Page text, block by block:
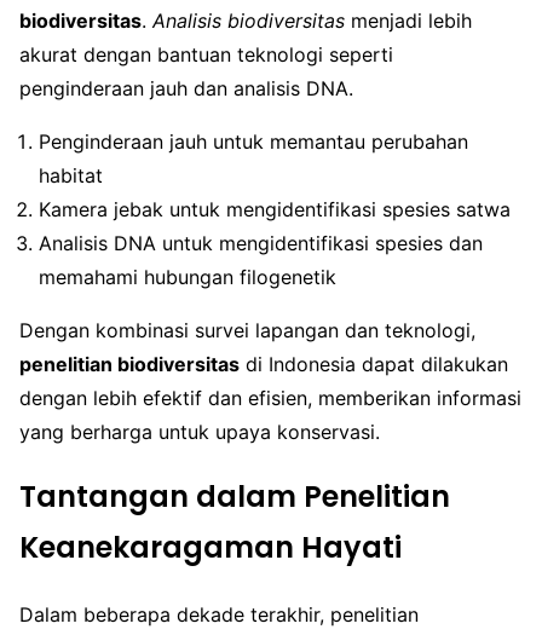
biodiversitas. Analisis biodiversitas menjadi lebih
akurat dengan bantuan teknologi seperti
penginderaan jauh dan analisis DNA.
Penginderaan jauh untuk memantau perubahan
habitat
Kamera jebak untuk mengidentifikasi spesies satwa
Analisis DNA untuk mengidentifikasi spesies dan
memahami hubungan filogenetik
Dengan kombinasi survei lapangan dan teknologi,
penelitian biodiversitas di Indonesia dapat dilakukan
dengan lebih efektif dan efisien, memberikan informasi
yang berharga untuk upaya konservasi.
Tantangan dalam Penelitian
Keanekaragaman Hayati
Dalam beberapa dekade terakhir, penelitian